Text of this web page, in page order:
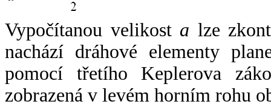
Vypočítanou velikost a lze
nachází dráhové elementy
pomocí třetího Keplerova
zobrazená v levém horním rohu